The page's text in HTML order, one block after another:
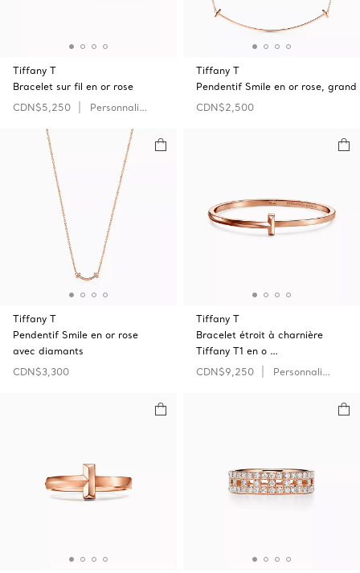
Tiffany T
Bracelet sur fil en or rose
CDN$5,250
Personnaliser
Tiffany T
Pendentif Smile en or rose, grand
CDN$2,500
Tiffany T
Pendentif Smile en or rose
avec diamants
CDN$3,300
Tiffany T
Bracelet étroit à charnière
Tiffany T1 en o …
CDN$9,250
Personnaliser